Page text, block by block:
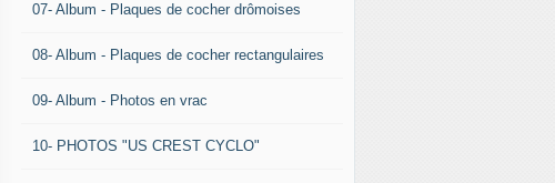
07- Album - Plaques de cocher drômoises
08- Album - Plaques de cocher rectangulaires
09- Album - Photos en vrac
10- PHOTOS "US CREST CYCLO"